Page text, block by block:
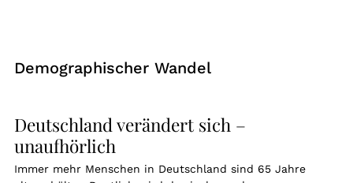
Demographischer Wandel
Deutschland verändert sich –
unaufhörlich
Immer mehr Menschen in Deutschland sind 65 Jahre